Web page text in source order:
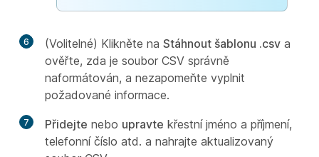
6 (Volitelné) Klikněte na Stáhnout šablonu .csv a
ověřte, zda je soubor CSV správně
naformátován, a nezapomeňte vyplnit
požadované informace.
7 Přidejte nebo upravte křestní jméno a příjmení,
telefonní číslo atd. a nahrajte aktualizovaný